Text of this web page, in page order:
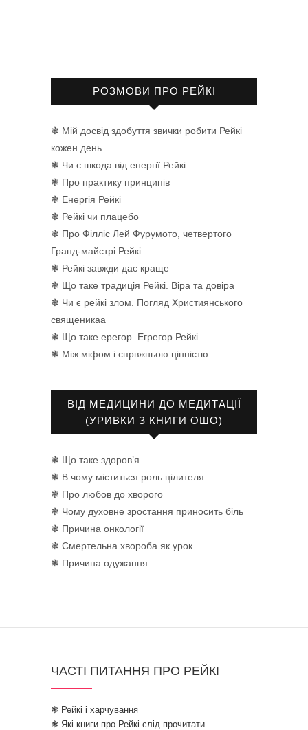
РОЗМОВИ ПРО РЕЙКІ
❃ Мій досвід здобуття звички робити Рейкі
кожен день
❃ Чи є шкода від енергії Рейкі
❃ Про практику принципів
❃ Енергія Рейкі
❃ Рейкі чи плацебо
❃ Про Філліс Лей Фурумото, четвертого
Гранд-майстрі Рейкі
❃ Рейкі завжди дає краще
❃ Що таке традиція Рейкі. Віра та довіра
❃ Чи є рейкі злом. Погляд Християнського
священикаа
❃ Що таке ерегор. Егрегор Рейкі
❃ Між міфом і спрвжньою цінністю
ВІД МЕДИЦИНИ ДО МЕДИТАЦІЇ
(УРИВКИ З КНИГИ ОШО)
❃ Що таке здоров’я
❃ В чому міститься роль цілителя
❃ Про любов до хворого
❃ Чому духовне зростання приносить біль
❃ Причина онкології
❃ Смертельна хвороба як урок
❃ Причина одужання
ЧАСТІ ПИТАННЯ ПРО РЕЙКІ
❃ Рейкі і харчування
❃ Які книги про Рейкі слід прочитати